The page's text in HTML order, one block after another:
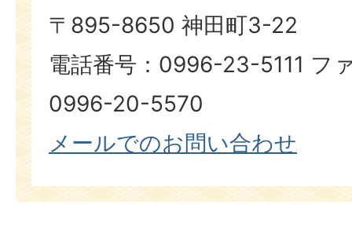
〒895-8650 神田町3-22
電話番号：0996-23-5111 フ
0996-20-5570
メールでのお問い合わせ